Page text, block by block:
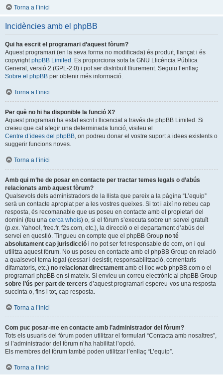
Torna a l’inici
Incidències amb el phpBB
Qui ha escrit el programari d’aquest fòrum?
Aquest programari (en la seva forma no modificada) és produït, llançat i és
copyrightphpBB Limited . Es proporciona sota la GNU Llicència Pública
General, versió 2 (GPL-2.0) i pot ser distribuït lliurement. Seguiu l’enllaç
Sobre el phpBB per obtenir més informació.
Torna a l’inici
Per què no hi ha disponible la funció X?
Aquest programari ha estat escrit i llicenciat a través de phpBB Limited. Si
creieu que cal afegir una determinada funció, visiteu el
Centre d’idees del phpBB, on podreu donar el vostre suport a idees existents o
suggerir funcions noves.
Torna a l’inici
Amb qui m’he de posar en contacte per tractar temes legals o d’abús
relacionats amb aquest fòrum?
Qualsevols dels administradors de la llista que pareix a la pàgina “L’equip”
serà un contacte apropiat per a les vostres queixes. Si tot i així no rebeu cap
resposta, és recomanable que us poseu en contacte amb el propietari del
domini (feu una cerca whois) o, si el fòrum s’executa sobre un servei gratuït
(p.ex. Yahoo!, free.fr, f2s.com, etc.), la direcció o el departament d’abús del
servei en questió. Tingueu en compte que el phpBB Group no té
absolutament cap jurisdicció i no pot ser fet responsable de com, on i qui
utilitza aquest fòrum. No us poseu en contacte amb el phpBB Group en relació
a qualsevol tema legal (cessar i desistir, responsabilització, comentaris
difamatoris, etc.) no relacionat directament amb el lloc web phpBB.com o el
programari phpBB en sí mateix. Si envieu un correu electrònic al phpBB Group
sobre l’ús per part de tercers d’aquest programari espereu-vos una resposta
succinta o, fins i tot, cap resposta.
Torna a l’inici
Com puc posar-me en contacte amb l’administrador del fòrum?
Tots els usuaris del fòrum poden utilitzar el formulari “Contacta amb nosaltres”,
si l’administrador del fòrum n’ha habilitat l’opció.
Els membres del fòrum també poden utilitzar l’enllaç “L’equip”.
Torna a l’inici